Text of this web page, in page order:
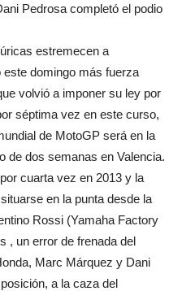
Pedrosa completó el podio
estremecen a
domingo más fuerza
volvió a imponer su ley por
séptima vez en este curso,
de MotoGP será en la
de dos semanas en Valencia.
cuarta vez en 2013 y la
en la punta desde la
Rossi (Yamaha Factory
, un error de frenada del
Marc Márquez y Dani
a la caza del